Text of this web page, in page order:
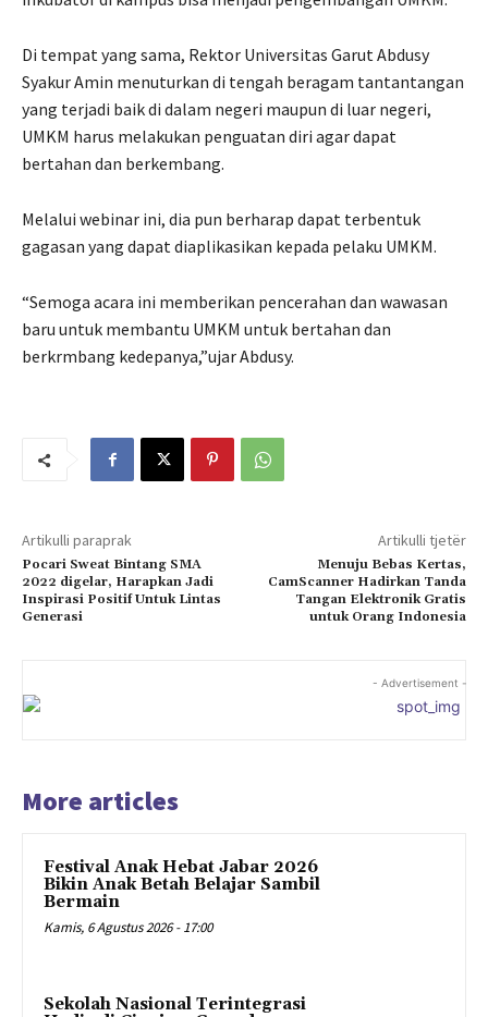
Di tempat yang sama, Rektor Universitas Garut Abdusy
Syakur Amin menuturkan di tengah beragam tantantangan
yang terjadi baik di dalam negeri maupun di luar negeri,
UMKM harus melakukan penguatan diri agar dapat
bertahan dan berkembang.
Melalui webinar ini, dia pun berharap dapat terbentuk
gagasan yang dapat diaplikasikan kepada pelaku UMKM.
“Semoga acara ini memberikan pencerahan dan wawasan
baru untuk membantu UMKM untuk bertahan dan
berkrmbang kedepanya,”ujar Abdusy.
Artikulli paraprak
Pocari Sweat Bintang SMA
2022 digelar, Harapkan Jadi
Inspirasi Positif Untuk Lintas
Generasi
Artikulli tjetër
Menuju Bebas Kertas,
CamScanner Hadirkan Tanda
Tangan Elektronik Gratis
untuk Orang Indonesia
- Advertisement -
More articles
Festival Anak Hebat Jabar 2026
Bikin Anak Betah Belajar Sambil
Bermain
Kamis, 6 Agustus 2026 - 17:00
Sekolah Nasional Terintegrasi